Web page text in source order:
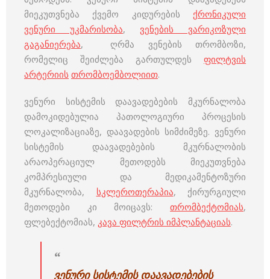
მიეკუთვნება ქვემო კიდურების ქრონიკული
ვენური უკმარისობა, ვენების ვარიკოზული
გაგანიერება, ღრმა ვენების თრომბოზი,
რომელიც შეიძლება გართულდეს ფილტვის
არტერიის თრომბოემბოლიით.
ვენური სისტემის დაავადებების მკურნალობა
დამოკიდებულია პათოლოგიური პროცესის
ლოკალიზაციაზე, დაავადების სიმძიმეზე. ვენური
სისტემის დაავადებების მკურნალობის
არაოპერაციულ მეთოდებს მიეკუთვნება
კომპრესიული და მედიკამენტოზური
მკურნალობა, სკლეროთერაპია, ქირურგიული
მეთოდები კი მოიცავს: თრომბექტომიას,
ფლებექტომიას, კავა ფილტრის იმპლანტაციას.
ვენური სისტემის დაავადებების